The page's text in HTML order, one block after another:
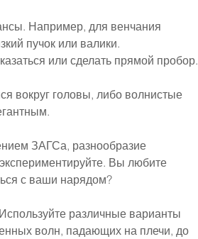
Например, для венчания
пучок или валики.
или сделать прямой пробор.
вокруг головы, либо волнистые
ЗАГСа, разнообразие
Вы любите
с ваши нарядом?
различные варианты
волн, падающих на плечи, до